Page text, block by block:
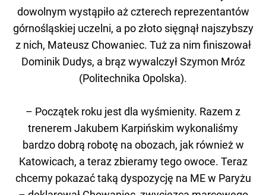
dowolnym wystąpiło aż czterech reprezentantów
górnośląskiej uczelni, a po złoto sięgnął najszybszy
z nich, Mateusz Chowaniec. Tuż za nim finiszował
Dominik Dudys, a brąz wywalczył Szymon Mróz
(Politechnika Opolska).
– Początek roku jest dla wyśmienity. Razem z
trenerem Jakubem Karpińskim wykonaliśmy
bardzo dobrą robotę na obozach, jak również w
Katowicach, a teraz zbieramy tego owoce. Teraz
chcemy pokazać taką dyspozycję na ME w Paryżu